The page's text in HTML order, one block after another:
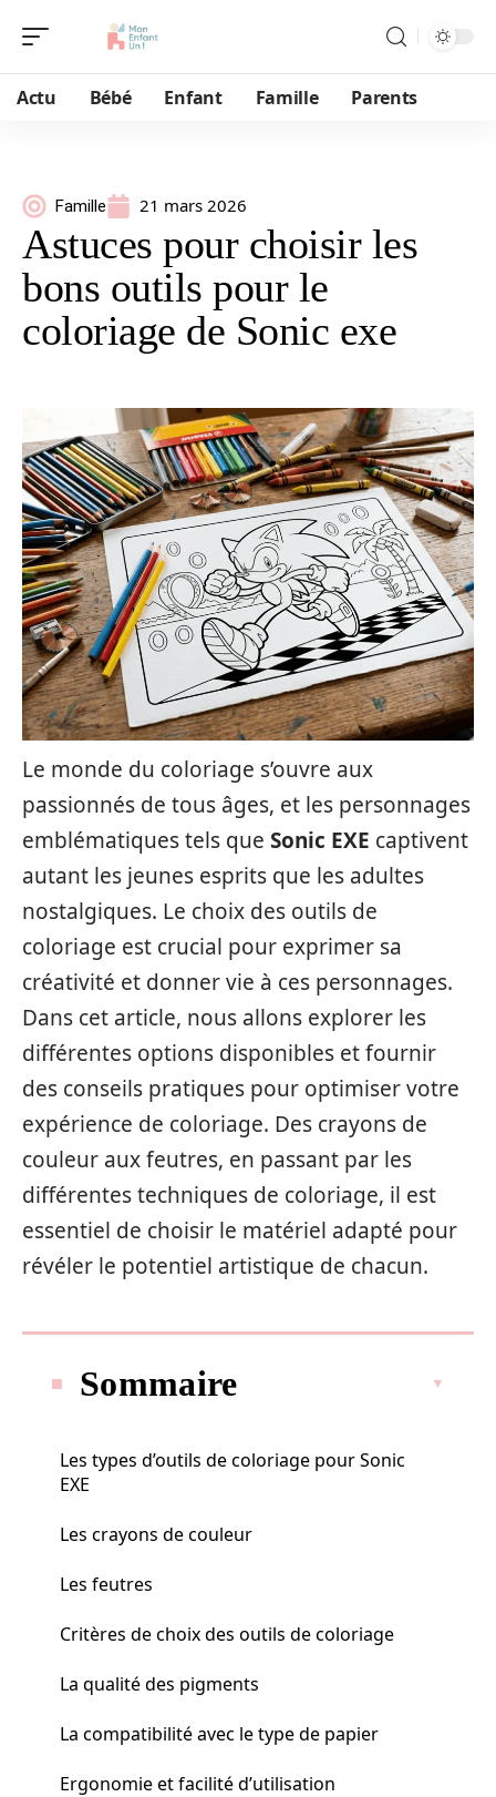
Actu Bébé Enfant Famille Parents
Famille 21 mars 2026
Astuces pour choisir les
bons outils pour le
coloriage de Sonic exe
Le monde du coloriage s’ouvre aux
passionnés de tous âges, et les personnages
emblématiques tels que Sonic EXE captivent
autant les jeunes esprits que les adultes
nostalgiques. Le choix des outils de
coloriage est crucial pour exprimer sa
créativité et donner vie à ces personnages.
Dans cet article, nous allons explorer les
différentes options disponibles et fournir
des conseils pratiques pour optimiser votre
expérience de coloriage. Des crayons de
couleur aux feutres, en passant par les
différentes techniques de coloriage, il est
essentiel de choisir le matériel adapté pour
révéler le potentiel artistique de chacun.
Sommaire
Les types d’outils de coloriage pour Sonic
EXE
Les crayons de couleur
Les feutres
Critères de choix des outils de coloriage
La qualité des pigments
La compatibilité avec le type de papier
Ergonomie et facilité d’utilisation